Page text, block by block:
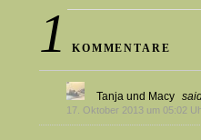
1 KOMMENTARE
Tanja und Macy
17. Oktober 2013 um 05:02